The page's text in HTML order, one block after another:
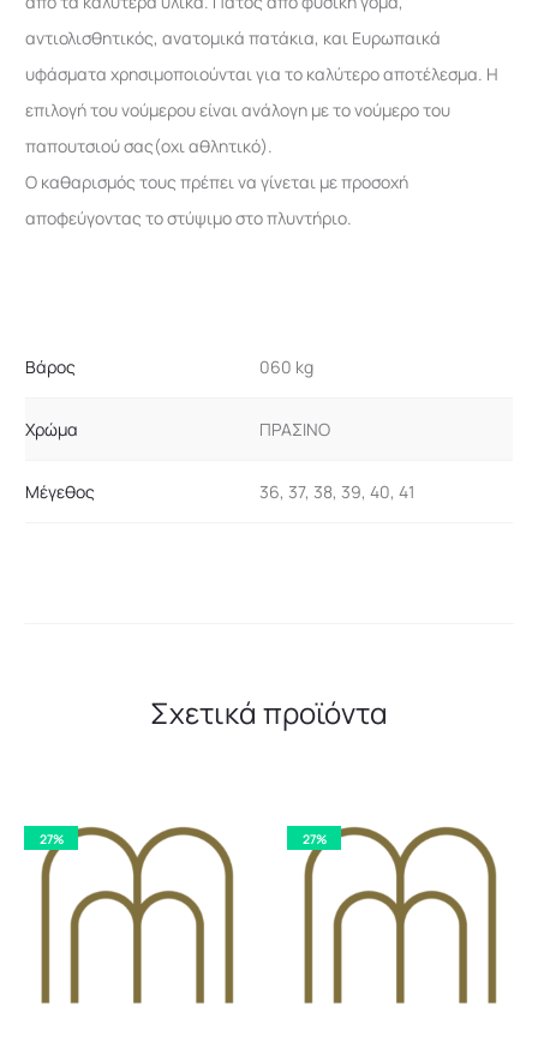
αντιολισθητικός, ανατομικά πατάκια, και Ευρωπαικά
υφάσματα χρησιμοποιούνται για το καλύτερο αποτέλεσμα. Η
επιλογή του νούμερου είναι ανάλογη με το νούμερο του
παπουτσιού σας(οχι αθλητικό).
Ο καθαρισμός τους πρέπει να γίνεται με προσοχή
αποφεύγοντας το στύψιμο στο πλυντήριο.
Βάρος 060 kg
Χρώμα ΠΡΑΣΙΝΟ
Μέγεθος 36, 37, 38, 39, 40, 41
Σχετικά προϊόντα
27% 27%